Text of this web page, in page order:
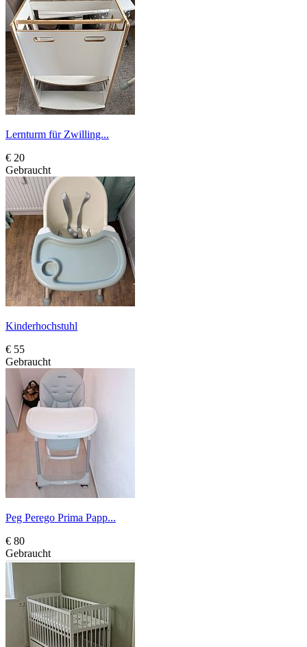
Lernturm für Zwilling...
€ 20
Gebraucht
Kinderhochstuhl
€ 55
Gebraucht
Peg Perego Prima Papp...
€ 80
Gebraucht